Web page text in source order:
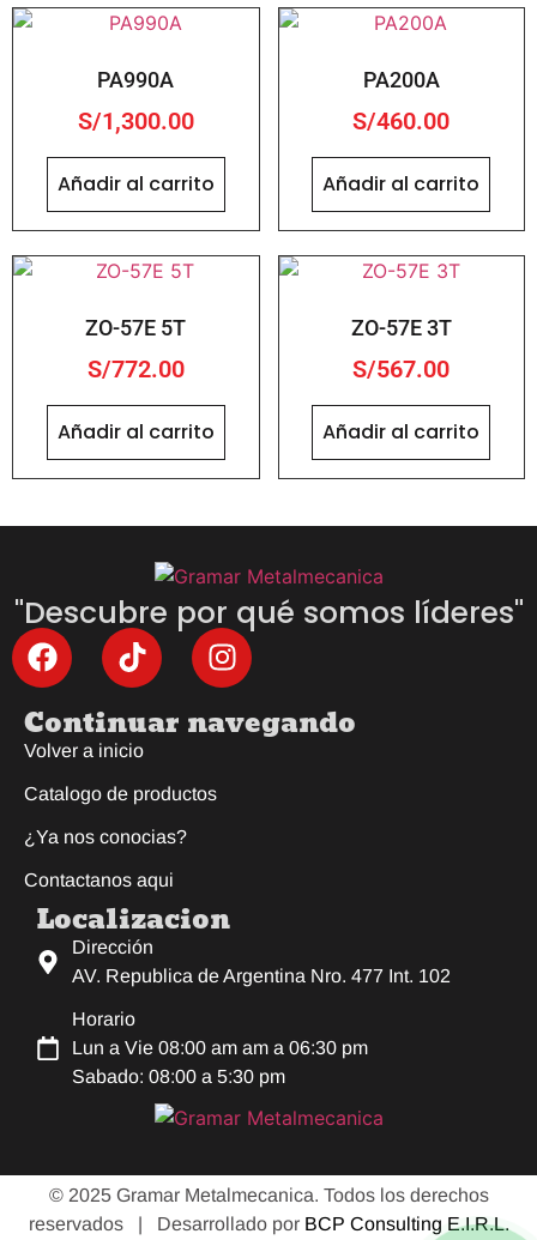
PA990A
S/1,300.00
Añadir al carrito
PA200A
S/460.00
Añadir al carrito
ZO-57E 5T
S/772.00
Añadir al carrito
ZO-57E 3T
S/567.00
Añadir al carrito
"Descubre por qué somos líderes"
Continuar navegando
Volver a inicio
Catalogo de productos
¿Ya nos conocias?
Contactanos aqui
Localizacion
Dirección
AV. Republica de Argentina Nro. 477 Int. 102
Horario
Lun a Vie 08:00 am am a 06:30 pm
Sabado: 08:00 a 5:30 pm
© 2025 Gramar Metalmecanica. Todos los derechos
reservados | Desarrollado por BCP Consulting E.I.R.L.